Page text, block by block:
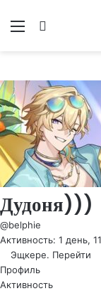
Меню
Дудоня)))
@belphie
Активность: 1 день,
Эщкере. Перейти
Профиль
Активность